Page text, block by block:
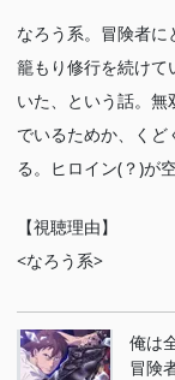
なろう系。冒険者
籠もり修行を続けて
いた、という話。
でいるためか、くど
る。ヒロイン(？)が空
【視聴理由】
<なろう系>
俺は
冒険